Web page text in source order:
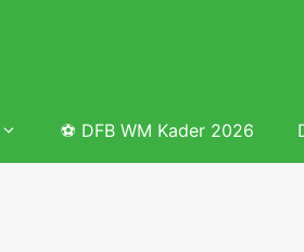
⚽ DFB WM Kader 2026